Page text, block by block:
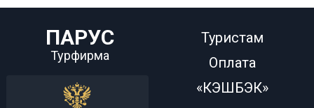
ПАРУС
Турфирма
Туристам
Оплата
«КЭШБЭК»